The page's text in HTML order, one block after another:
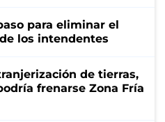
para eliminar el
los intendentes
de tierras,
frenarse Zona Fría